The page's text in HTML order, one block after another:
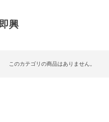
即興
このカテゴリの商品はありません。